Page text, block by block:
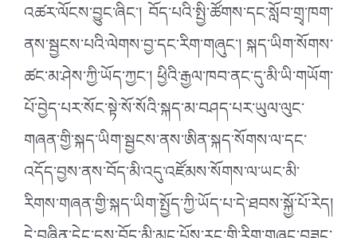
འཚར་ལོངས་བྱུང་ཞིང་། བོད་པའི་སྤྱི་ཚོགས་དང་སློབ་གྲྭ་ཁག་
ནས་སྦྱངས་པའི་ལེགས་བྱ་དང་རིག་གཞུང་། སྐད་ཡིག་སོགས་
ཚང་མ་ཤེས་ཀྱི་ཡོད་ཀྱང་། ཕྱིའི་རྒྱལ་ཁབ་ནང་དུ་མི་ཡི་གཡོག་
པོ་བྱེད་པར་སོང་སྟེ་སོ་སོའི་སྐད་མ་བཤད་པར་ཡུལ་ལུང་
གཞན་གྱི་སྐད་ཡིག་སྦྱངས་ནས་ཨིན་སྐད་སོགས་ལ་དང་
འདོད་བྱས་ནས་བོད་མི་འདུ་འཛོམས་སོགས་ལ་ཡང་མི་
རིགས་གཞན་གྱི་སྐད་ཡིག་སྤྱོད་ཀྱི་ཡོད་པ་དེ་ཐབས་སྐྱོ་པོ་རེད།